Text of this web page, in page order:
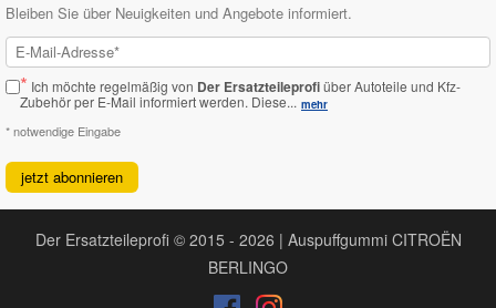
Bleiben Sie über Neuigkeiten und Angebote informiert.
* Ich möchte regelmäßig von Der Ersatzteileprofiüber Autoteile und Kfz-
Zubehör per E-Mail informiert werden. Diese... mehr
* notwendige Eingabe
jetzt abonnieren
Der Ersatzteileprofi © 2015 - 2026 | Auspuffgummi CITROËN
BERLINGO